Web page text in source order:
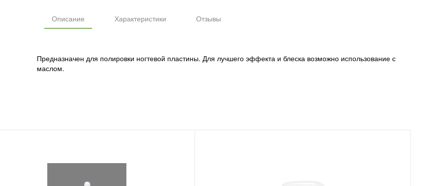
Описание Характеристики Отзывы
Предназначен для полировки ногтевой пластины. Для лучшего эффекта и блеска возможно использование с
маслом.